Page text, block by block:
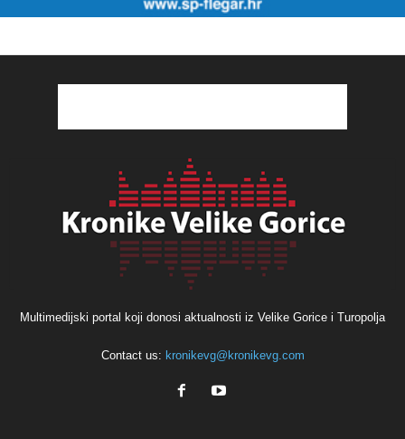
Multimedijski portal koji donosi aktualnosti iz Velike Gorice i Turopolja
Contact us: kronikevg@kronikevg.com